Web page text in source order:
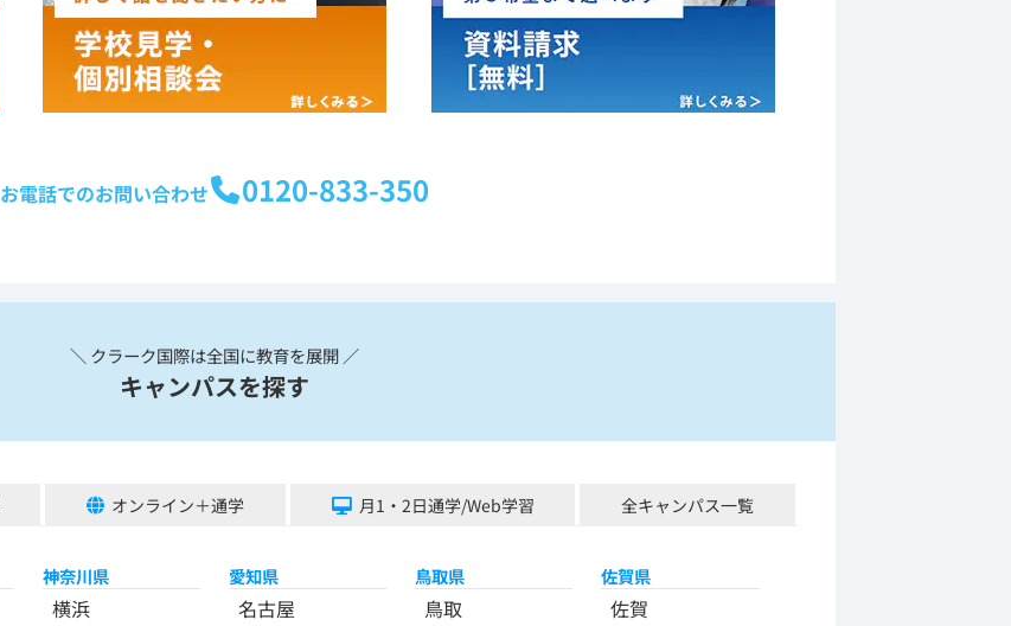
お電話でのお問い合わせ 0120-833-350
＼ クラーク国際は全国に教育を展開 ／
キャンパスを探す
オンライン＋通学 月1・2日通学/Web学習 全キャンパス一覧
神奈川県
横浜
愛知県
名古屋
鳥取県
鳥取
佐賀県
佐賀